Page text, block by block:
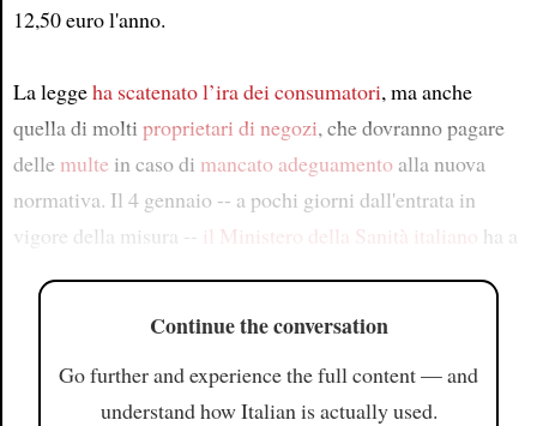
12,50 euro l'anno.
La leggeha scatenato l’ira dei consumatori, ma anche
quella di molti proprietari di negozi, che dovranno pagare
delle multein caso di mancato adeguamentoalla nuova
normativa. Il 4 gennaio -- a pochi giorni dall'entrata in
vigore della misura -- il Ministero della Sanità italiano ha a
Continue the conversation
Go further and experience the full content — and
understand how Italian is actually used.